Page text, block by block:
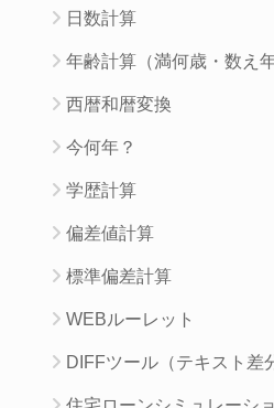
日数計算
年齢計算（満何歳・数え年
西暦和暦変換
今何年？
学歴計算
偏差値計算
標準偏差計算
WEBルーレット
DIFFツール（テキスト差